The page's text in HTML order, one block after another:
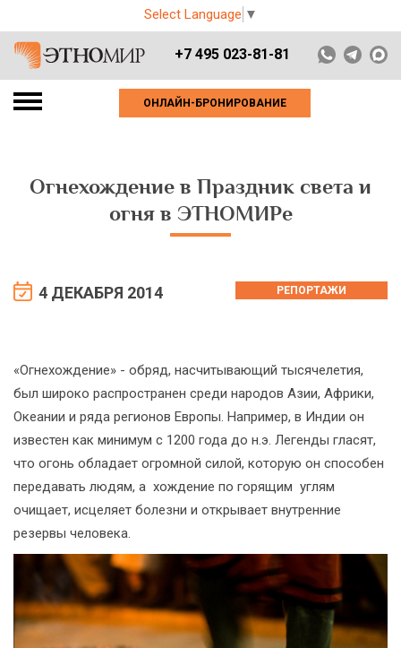
Select Language ▼
+7 495 023-81-81
ОНЛАЙН-БРОНИРОВАНИЕ
Огнехождение в Праздник света и
огня в ЭТНОМИРе
4 ДЕКАБРЯ 2014 РЕПОРТАЖИ
«Огнехождение» - обряд, насчитывающий тысячелетия,
был широко распространен среди народов Азии, Африки,
Океании и ряда регионов Европы. Например, в Индии он
известен как минимум с 1200 года до н.э. Легенды гласят,
что огонь обладает огромной силой, которую он способен
передавать людям, а хождение по горящим углям
очищает, исцеляет болезни и открывает внутренние
резервы человека.